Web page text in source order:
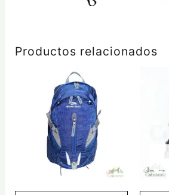
Productos relacionados
producto
múltiples
variantes.
opciones